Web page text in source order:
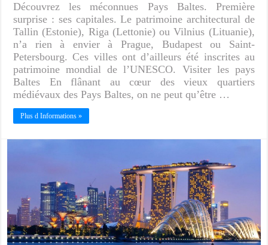
Découvrez les méconnues Pays Baltes. Première
surprise : ses capitales. Le patrimoine architectural de
Tallin (Estonie), Riga (Lettonie) ou Vilnius (Lituanie),
n’a rien à envier à Prague, Budapest ou Saint-
Petersbourg. Ces villes ont d’ailleurs été inscrites au
patrimoine mondial de l’UNESCO. Visiter les pays
Baltes En flânant au cœur des vieux quartiers
médiévaux des Pays Baltes, on ne peut qu’être …
Plus d Informations »